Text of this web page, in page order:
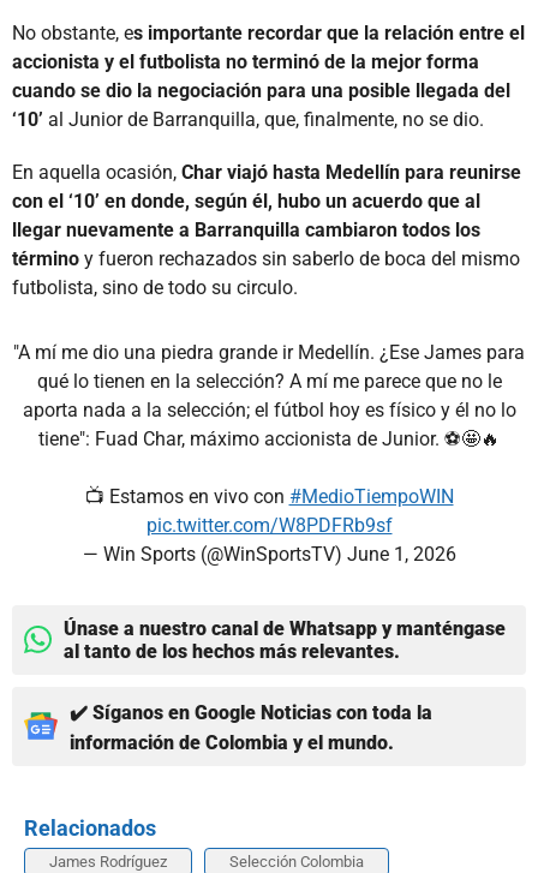
No obstante, es importante recordar que la relación entre el
accionista y el futbolista no terminó de la mejor forma
cuando se dio la negociación para una posible llegada del
‘10’ al Junior de Barranquilla, que, finalmente, no se dio.
En aquella ocasión, Char viajó hasta Medellín para reunirse
con el ‘10’ en donde, según él, hubo un acuerdo que al
llegar nuevamente a Barranquilla cambiaron todos los
término y fueron rechazados sin saberlo de boca del mismo
futbolista, sino de todo su circulo.
"A mí me dio una piedra grande ir Medellín. ¿Ese James para
qué lo tienen en la selección? A mí me parece que no le
aporta nada a la selección; el fútbol hoy es físico y él no lo
tiene": Fuad Char, máximo accionista de Junior. ⚽🤩🔥
📺 Estamos en vivo con #MedioTiempoWIN
pic.twitter.com/W8PDFRb9sf
— Win Sports (@WinSportsTV) June 1, 2026
Únase a nuestro canal de Whatsapp y manténgase
al tanto de los hechos más relevantes.
✔️ Síganos en Google Noticias con toda la
información de Colombia y el mundo.
Relacionados
James Rodríguez Selección Colombia